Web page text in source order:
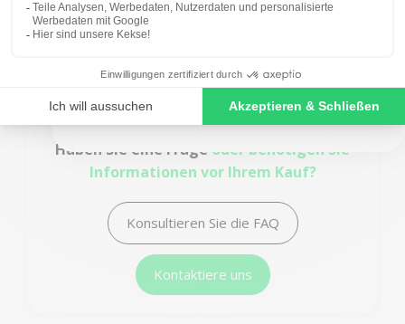
Bluetooth
Verschraubung
Hardwaretests
Haben Sie eine Frage oder benötigen Sie
Informationen vor Ihrem Kauf?
Konsultieren Sie die FAQ
Kontaktiere uns
SIGN ME UP!
NO, THANKS